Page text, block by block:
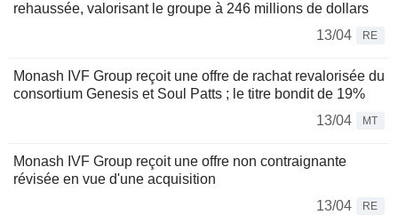
rehaussée, valorisant le groupe à 246 millions de dollars
13/04
RE
Monash IVF Group reçoit une offre de rachat revalorisée du
consortium Genesis et Soul Patts ; le titre bondit de 19%
13/04
MT
Monash IVF Group reçoit une offre non contraignante
révisée en vue d'une acquisition
13/04
RE